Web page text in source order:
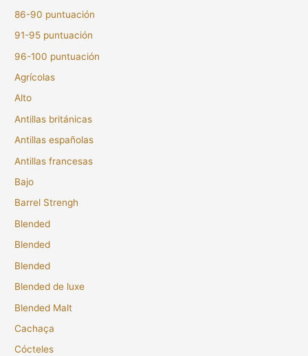
86-90 puntuación
91-95 puntuación
96-100 puntuación
Agrícolas
Alto
Antillas británicas
Antillas españolas
Antillas francesas
Bajo
Barrel Strengh
Blended
Blended
Blended
Blended de luxe
Blended Malt
Cachaça
Cócteles